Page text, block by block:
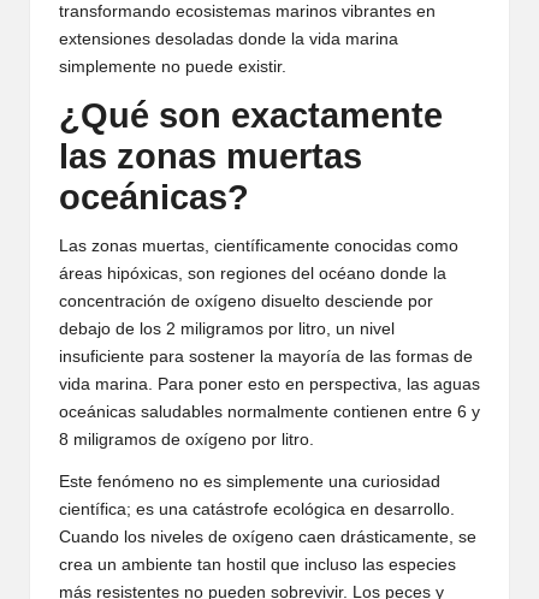
transformando ecosistemas marinos vibrantes en
extensiones desoladas donde la vida marina
simplemente no puede existir.
¿Qué son exactamente
las zonas muertas
oceánicas?
Las zonas muertas, científicamente conocidas como
áreas hipóxicas, son regiones del océano donde la
concentración de oxígeno disuelto desciende por
debajo de los 2 miligramos por litro, un nivel
insuficiente para sostener la mayoría de las formas de
vida marina. Para poner esto en perspectiva, las aguas
oceánicas saludables normalmente contienen entre 6 y
8 miligramos de oxígeno por litro.
Este fenómeno no es simplemente una curiosidad
científica; es una catástrofe ecológica en desarrollo.
Cuando los niveles de oxígeno caen drásticamente, se
crea un ambiente tan hostil que incluso las especies
más resistentes no pueden sobrevivir. Los peces y